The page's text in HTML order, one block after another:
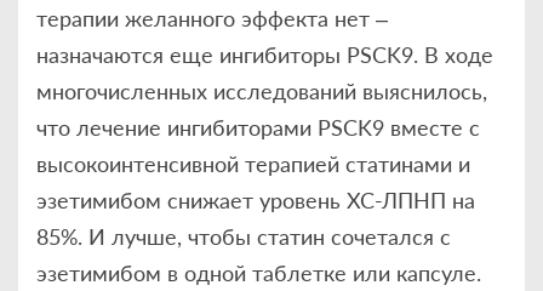
терапии желанного эффекта нет –
назначаются еще ингибиторы PSCK9. В ходе
многочисленных исследований выяснилось,
что лечение ингибиторами PSCK9 вместе с
высокоинтенсивной терапией статинами и
эзетимибом снижает уровень ХС-ЛПНП на
85%. И лучше, чтобы статин сочетался с
эзетимибом в одной таблетке или капсуле.